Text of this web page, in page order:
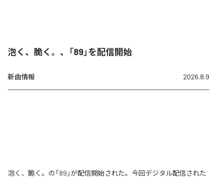
泡く、脆く。、「89」を配信開始
新曲情報 2026.8.9
泡く、脆く。の「89」が配信開始された。今回デジタル配信された